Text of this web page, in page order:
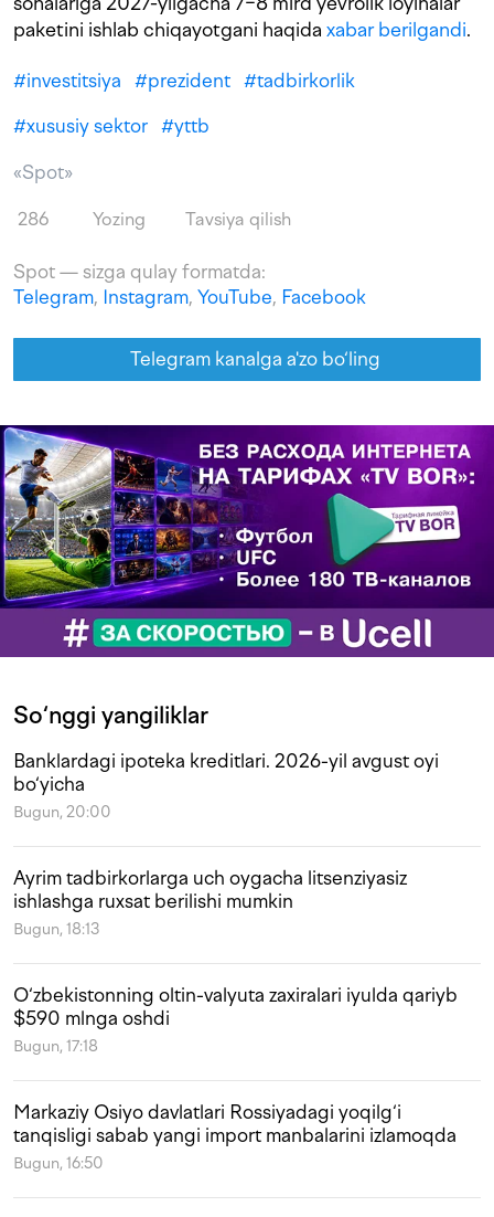
paketini ishlab chiqayotgani haqida xabar berilgandi.
#investitsiya #prezident #tadbirkorlik
#xususiy sektor #yttb
«Spot»
286 Yozing Tavsiya qilish
Spot — sizga qulay formatda:
Telegram, Instagram, YouTube, Facebook
Telegram kanalga a'zo bo‘ling
So‘nggi yangiliklar
Banklardagi ipoteka kreditlari. 2026-yil avgust oyi
bo‘yicha
Bugun, 20:00
Ayrim tadbirkorlarga uch oygacha litsenziyasiz
ishlashga ruxsat berilishi mumkin
Bugun, 18:13
O‘zbekistonning oltin-valyuta zaxiralari iyulda qariyb
$590 mlnga oshdi
Bugun, 17:18
Markaziy Osiyo davlatlari Rossiyadagi yoqilg‘i
tanqisligi sabab yangi import manbalarini izlamoqda
Bugun, 16:50